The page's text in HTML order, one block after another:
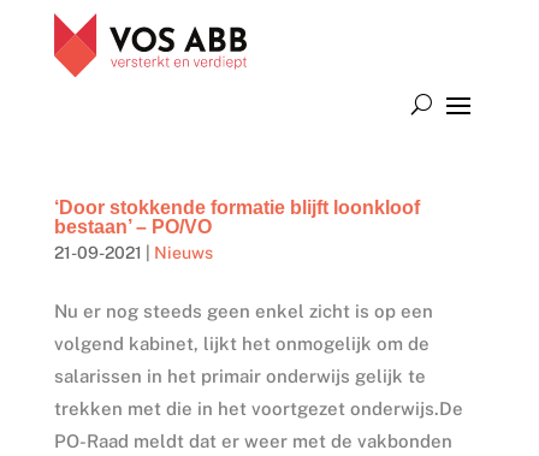
‘Door stokkende formatie blijft loonkloof
bestaan’ – PO/VO
21-09-2021 Nieuws
Nu er nog steeds geen enkel zicht is op een
volgend kabinet, lijkt het onmogelijk om de
salarissen in het primair onderwijs gelijk te
trekken met die in het voortgezet onderwijs.De
PO-Raad meldt dat er weer met de vakbonden